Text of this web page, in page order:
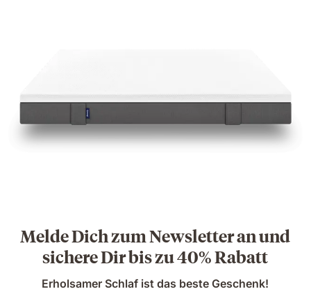
Melde Dich zum Newsletter an und
sichere Dir bis zu 40% Rabatt
Erholsamer Schlaf ist das beste Geschenk!